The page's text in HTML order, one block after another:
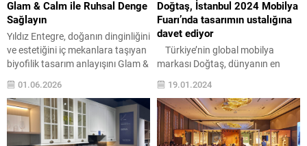
Üreticileri İhracatçıları Derneği
Başkanı (MOBİANDER) Yavuz
Güler “Türk mobilya sektörü; son
20...
Glam & Calm ile Ruhsal Denge
Sağlayın
Yıldız Entegre, doğanın dinginliğini
ve estetiğini iç mekanlara taşıyan
biyofilik tasarım anlayışını Glam &
Calm ve VarioDor Mono Lake
koleksiyonlarıyla yaşam
alanlarının merkezine yerleştiriyor.
Modern yaşamın yoğun temposu,
insanları doğayla yeniden bağ
01.06.2026
Doğtaş, İstanbul 2024 Mobilya
Fuarı’nda tasarımın ustalığına
davet ediyor
Türkiye’nin global mobilya
markası Doğtaş, dünyanın en
önemli mobilya fuarlarından biri
olan IIFF 2024 İstanbul Mobilya
Fuarı’na coşkuyla hazırlanıyor.
Tasarımın ve ustalığın buluştuğu
yeni koleksiyonları ile öne çıkan
19.01.2024